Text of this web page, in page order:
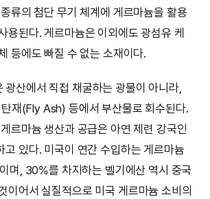
류의 첨단 무기 체계에 게르마늄을 활용
용된다. 게르마늄은 이외에도 광섬유 케
등에도 빠질 수 없는 소재이다.
광산에서 직접 채굴하는 광물이 아니라,
재(Fly Ash) 등에서 부산물로 회수된다.
르마늄 생산과 공급은 아연 제련 강국인
고 있다. 미국이 연간 수입하는 게르마늄
며, 30%를 차지하는 벨기에산 역시 중국
이어서 실질적으로 미국 게르마늄 소비의